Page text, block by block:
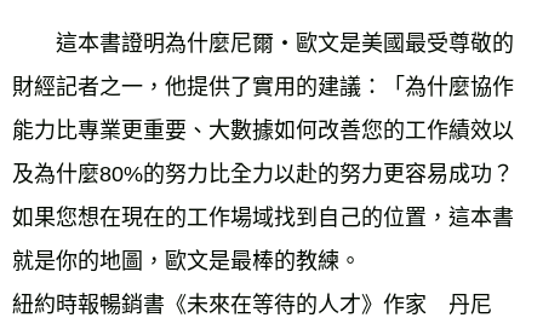
這本書證明為什麼尼爾‧歐文是美國最受尊敬的
財經記者之一，他提供了實用的建議：「為什麼協作
能力比專業更重要、大數據如何改善您的工作績效以
及為什麼80%的努力比全力以赴的努力更容易成功？
如果您想在現在的工作場域找到自己的位置，這本書
就是你的地圖，歐文是最棒的教練。
紐約時報暢銷書《未來在等待的人才》作家　丹尼